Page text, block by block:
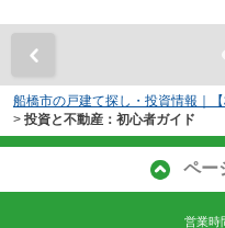
船橋市の戸建て探し・投資情報｜【
> 投資と不動産：初心者ガイド
ペー
営業時